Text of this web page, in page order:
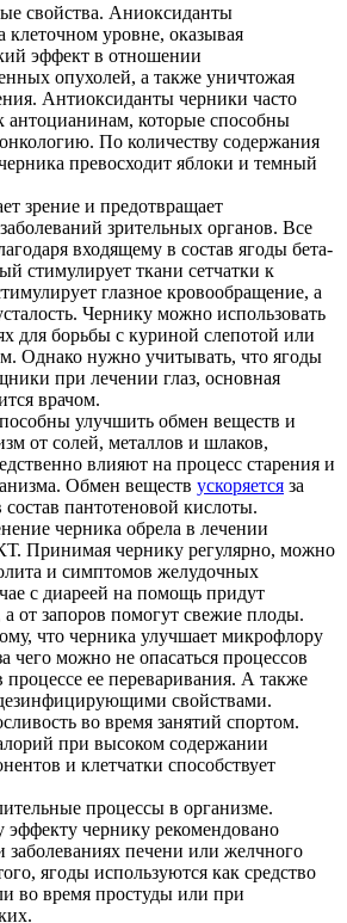
свойства. Аниоксиданты
клеточном уровне, оказывая
эффект в отношении
опухолей, а также уничтожая
Антиоксиданты черники часто
антоцианинам, которые способны
По количеству содержания
превосходит яблоки и темный
зрение и предотвращает
зрительных органов. Все
входящему в состав ягоды бета-
стимулирует ткани сетчатки к
глазное кровообращение, а
Чернику можно использовать
для борьбы с куриной слепотой или
Однако нужно учитывать, что ягоды
при лечении глаз, основная
врачом.
улучшить обмен веществ и
от солей, металлов и шлаков,
влияют на процесс старения и
Обмен веществ ускоряется за
состав пантотеновой кислоты.
черника обрела в лечении
Принимая чернику регулярно, можно
и симптомов желудочных
с диареей на помощь придут
от запоров помогут свежие плоды.
что черника улучшает микрофлору
чего можно не опасаться процессов
ее переваривания. А также
дезинфицирующими свойствами.
во время занятий спортом.
при высоком содержании
и клетчатки способствует
процессы в организме.
эффекту чернику рекомендовано
заболеваниях печени или желчного
ягоды используются как средство
во время простуды или при